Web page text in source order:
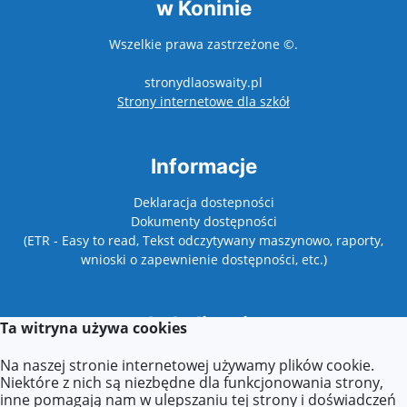
w Koninie
Wszelkie prawa zastrzeżone ©.
stronydlaoswaity.pl
Strony internetowe dla szkółotwiera się w
Informacje
Deklaracja dostepności
Dokumenty dostępności
(ETR - Easy to read, Tekst odczytywany maszynowo, raporty,
wnioski o zapewnienie dostępności, etc.)
Lokalizacja
Wyszyńskiego 42,
62-500 Konin
Ta witryna używa cookies
Na naszej stronie internetowej używamy plików cookie.
Niektóre z nich są niezbędne dla funkcjonowania strony,
inne pomagają nam w ulepszaniu tej strony i doświadczeń